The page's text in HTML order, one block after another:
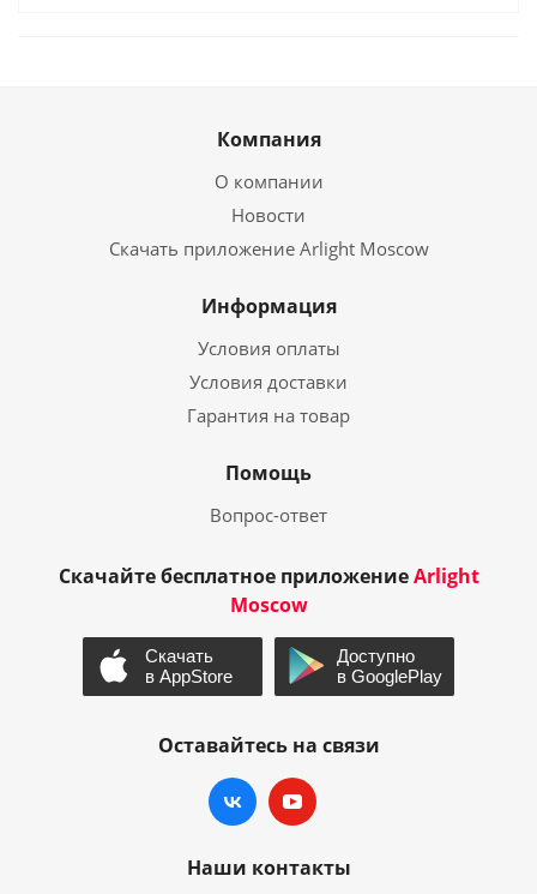
Компания
О компании
Новости
Скачать приложение Arlight Moscow
Информация
Условия оплаты
Условия доставки
Гарантия на товар
Помощь
Вопрос-ответ
Скачайте бесплатное приложениеArlight
Moscow
Оставайтесь на связи
Наши контакты